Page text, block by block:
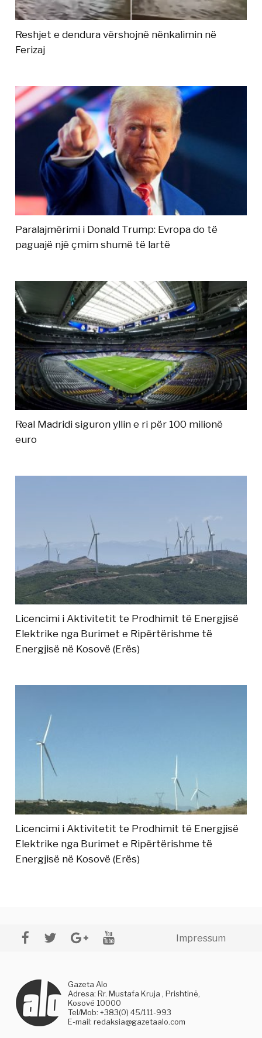
Reshjet e dendura vërshojnë nënkalimin në
Ferizaj
Paralajmërimi i Donald Trump: Evropa do të
paguajë një çmim shumë të lartë
Real Madridi siguron yllin e ri për 100 milionë
euro
Licencimi i Aktivitetit te Prodhimit të Energjisë
Elektrike nga Burimet e Ripërtërishme të
Energjisë në Kosovë (Erës)
Licencimi i Aktivitetit te Prodhimit të Energjisë
Elektrike nga Burimet e Ripërtërishme të
Energjisë në Kosovë (Erës)
Impressum
Gazeta Alo
Adresa: Rr. Mustafa Kruja , Prishtinë,
Kosovë 10000
Tel/Mob: +383(0) 45/111-993
E-mail:redaksia@gazetaalo.com